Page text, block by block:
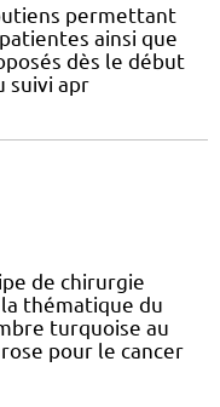
permettant
ainsi que
dès le début
suivi apr
de chirurgie
thématique du
turquoise au
pour le cancer